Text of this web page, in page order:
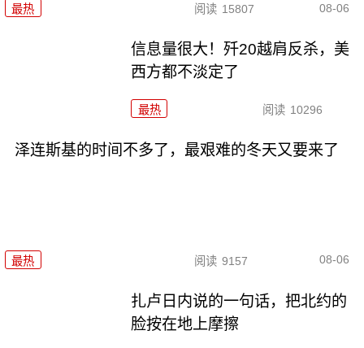
最热 阅读 15807 08-06
信息量很大！歼20越肩反杀，美
西方都不淡定了
最热 阅读 10296
泽连斯基的时间不多了，最艰难的冬天又要来了
最热 阅读 9157 08-06
扎卢日内说的一句话，把北约的
脸按在地上摩擦